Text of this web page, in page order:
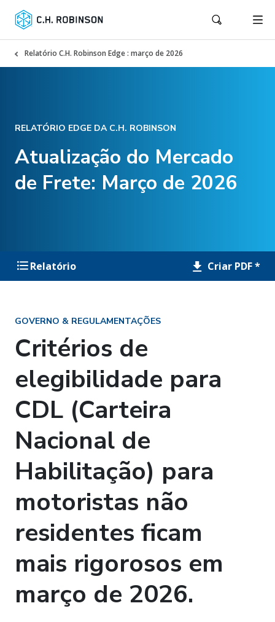
Relatório C.H. Robinson Edge : março de 2026
RELATÓRIO EDGE DA C.H. ROBINSON
Atualização do Mercado
de Frete: Março de 2026
Relatório Criar PDF *
GOVERNO & REGULAMENTAÇÕES
Critérios de
elegibilidade para
CDL (Carteira
Nacional de
Habilitação) para
motoristas não
residentes ficam
mais rigorosos em
março de 2026.